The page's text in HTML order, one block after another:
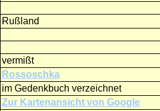
Rußland
vermißt
Rossoschka
im Gedenkbuch verzeichnet
Zur Kartenansicht von Google